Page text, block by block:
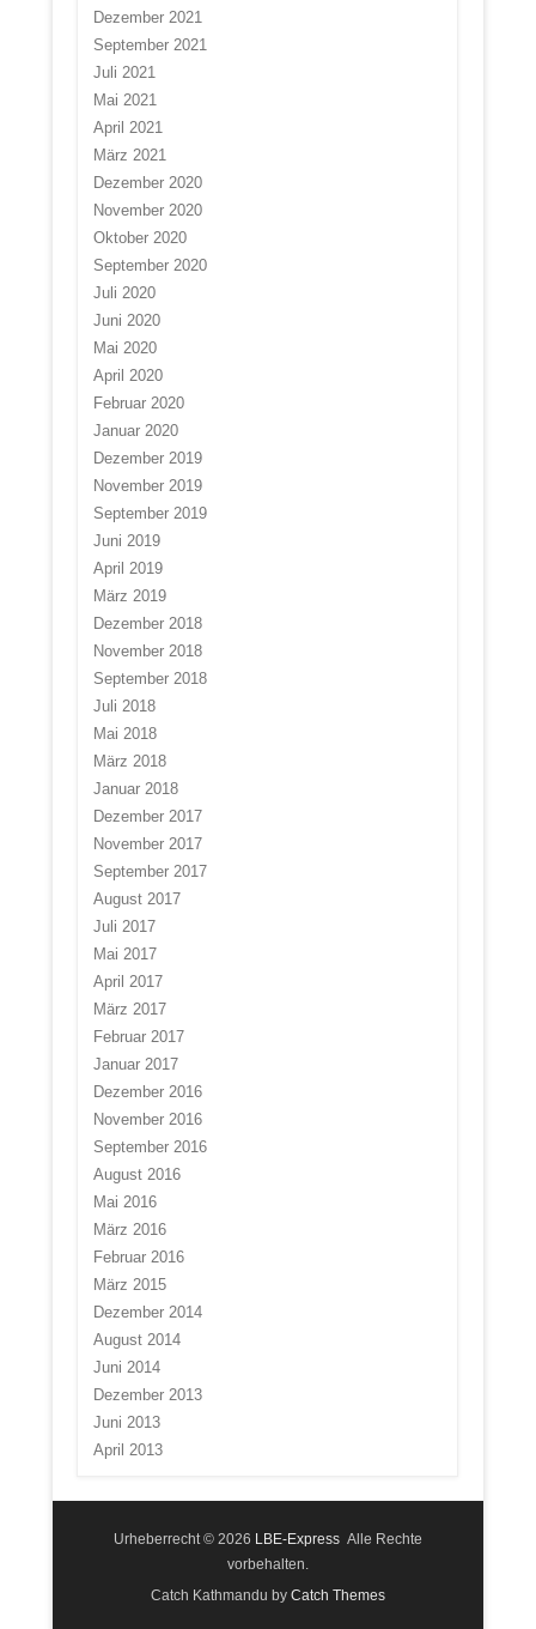
Dezember 2021
September 2021
Juli 2021
Mai 2021
April 2021
März 2021
Dezember 2020
November 2020
Oktober 2020
September 2020
Juli 2020
Juni 2020
Mai 2020
April 2020
Februar 2020
Januar 2020
Dezember 2019
November 2019
September 2019
Juni 2019
April 2019
März 2019
Dezember 2018
November 2018
September 2018
Juli 2018
Mai 2018
März 2018
Januar 2018
Dezember 2017
November 2017
September 2017
August 2017
Juli 2017
Mai 2017
April 2017
März 2017
Februar 2017
Januar 2017
Dezember 2016
November 2016
September 2016
August 2016
Mai 2016
März 2016
Februar 2016
März 2015
Dezember 2014
August 2014
Juni 2014
Dezember 2013
Juni 2013
April 2013
Urheberrecht © 2026 LBE-Express Alle Rechte
vorbehalten.
Catch Kathmandu by Catch Themes